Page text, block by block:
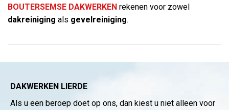
BOUTERSEMSE DAKWERKEN rekenen voor zowel
dakreiniging als gevelreiniging.
DAKWERKEN LIERDE
Als u een beroep doet op ons, dan kiest u niet alleen voor